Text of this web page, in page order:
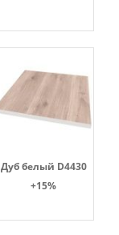
Дуб белый D4430
+15%